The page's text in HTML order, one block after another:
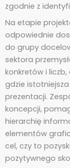
zgodnie z
Na etapie
odpowiednie
do grupy
sektora
konkretów i
gdzie
prezentacji.
koncepcji,
hierarchię
elementów
cel, czy to
pozytywnego